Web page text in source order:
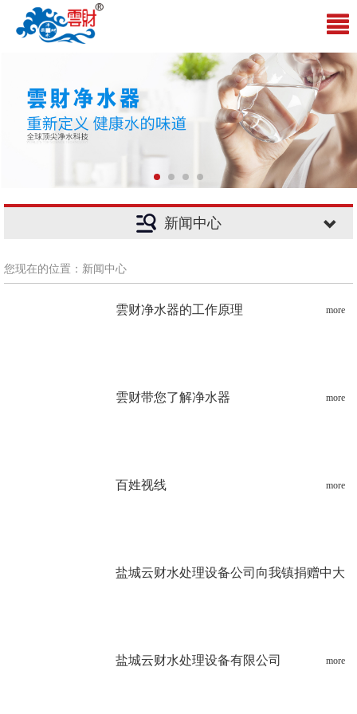
新闻中心
您现在的位置：新闻中心
雲财净水器的工作原理 more
雲财带您了解净水器 more
百姓视线 more
盐城云财水处理设备公司向我镇捐赠中大
盐城云财水处理设备有限公司 more